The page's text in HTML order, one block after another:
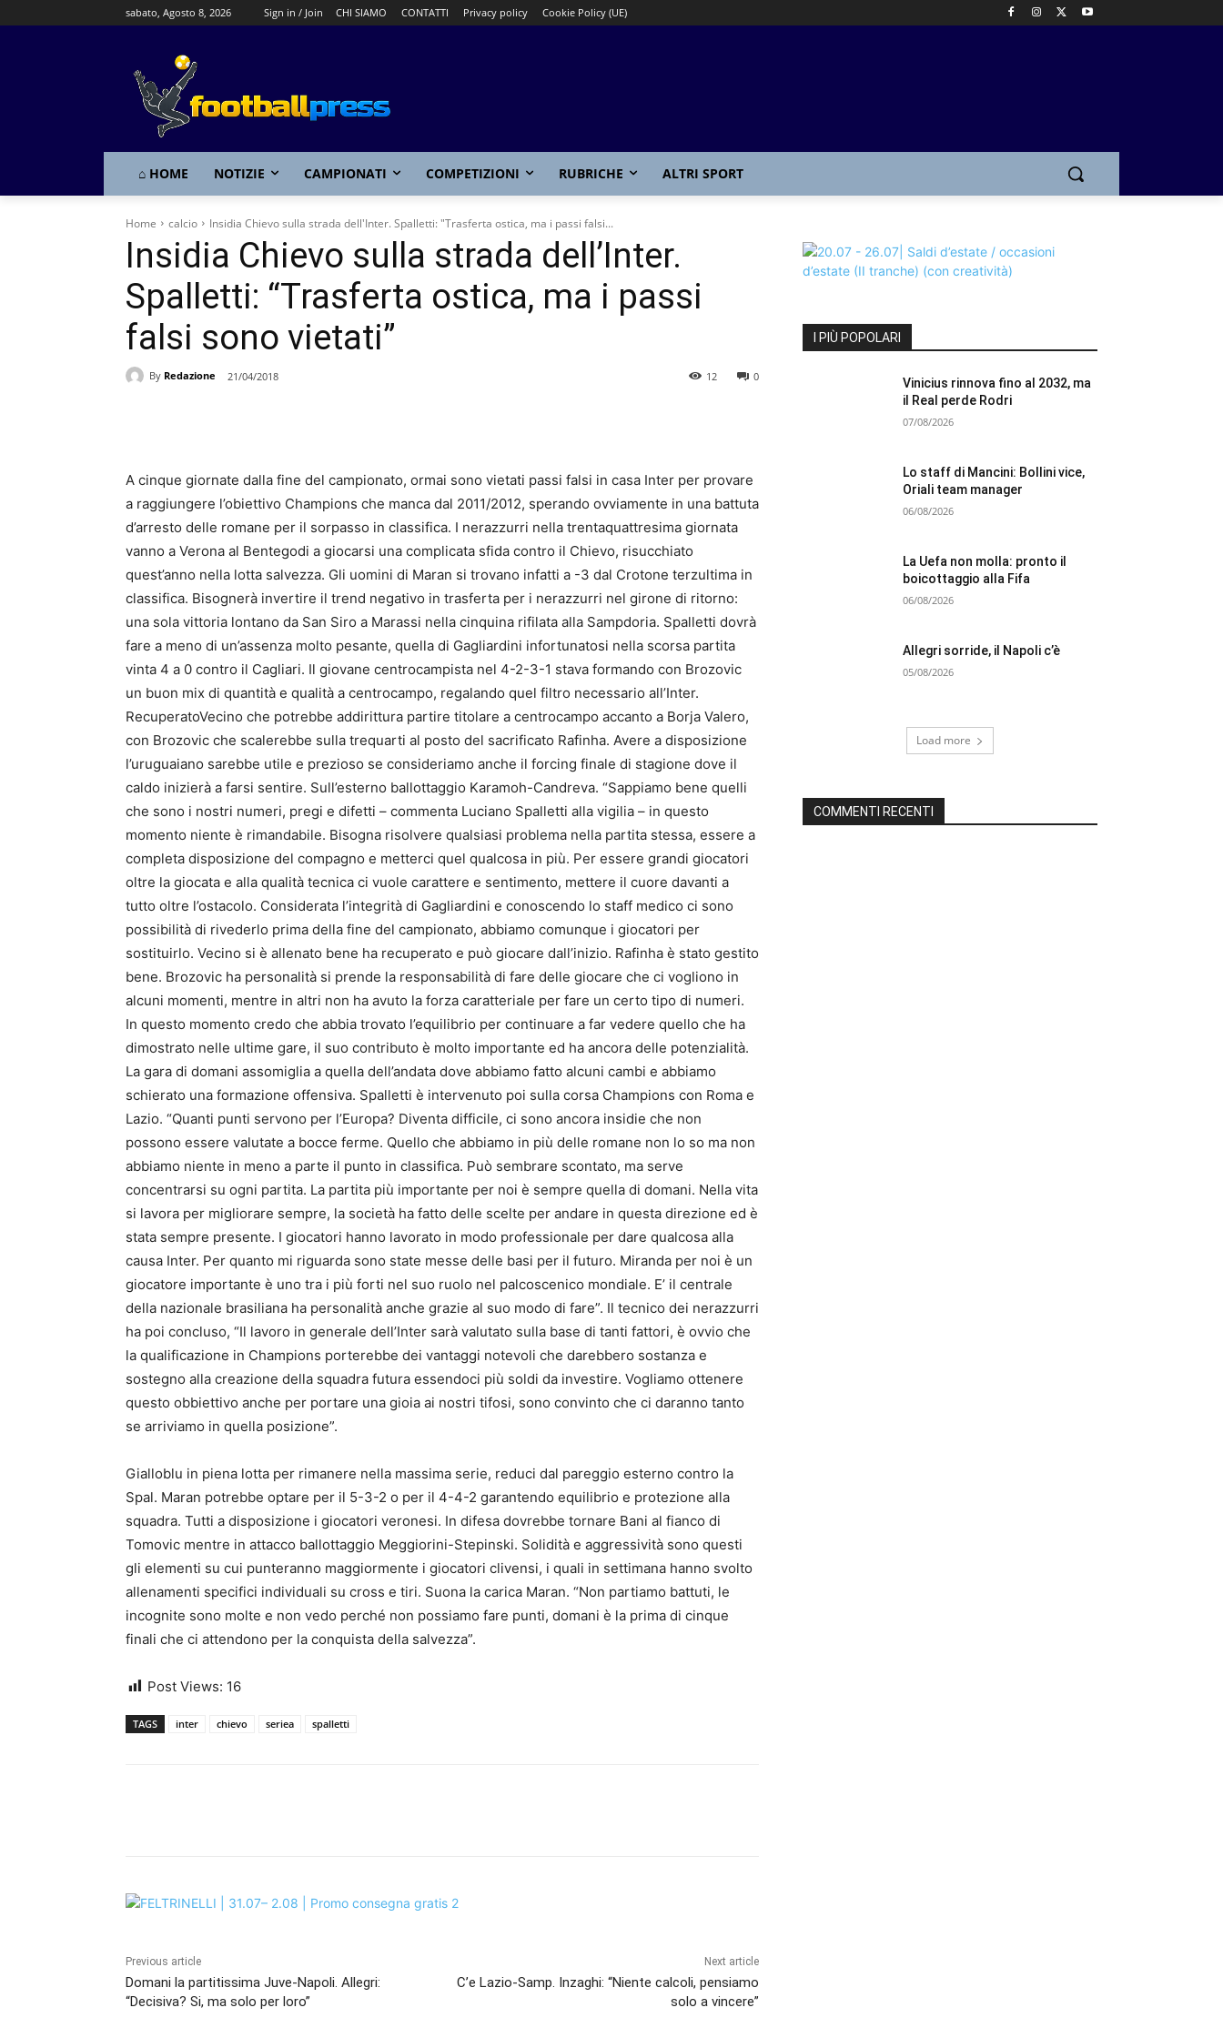
sabato, Agosto 8, 2026 Sign in / Join CHI SIAMO CONTATTI Privacy policy Cookie Policy (UE)
⌂ HOME NOTIZIE CAMPIONATI COMPETIZIONI RUBRICHE ALTRI SPORT
Home calcio Insidia Chievo sulla strada dell'Inter. Spalletti: "Trasferta ostica, ma i passi falsi...
Insidia Chievo sulla strada dell’Inter.
Spalletti: “Trasferta ostica, ma i passi
falsi sono vietati”
By Redazione 21/04/2018 0
12
A cinque giornate dalla fine del campionato, ormai sono vietati passi falsi in casa Inter per provare
a raggiungere l’obiettivo Champions che manca dal 2011/2012, sperando ovviamente in una battuta
d’arresto delle romane per il sorpasso in classifica. I nerazzurri nella trentaquattresima giornata
vanno a Verona al Bentegodi a giocarsi una complicata sfida contro il Chievo, risucchiato
quest’anno nella lotta salvezza. Gli uomini di Maran si trovano infatti a -3 dal Crotone terzultima in
classifica. Bisognerà invertire il trend negativo in trasferta per i nerazzurri nel girone di ritorno:
una sola vittoria lontano da San Siro a Marassi nella cinquina rifilata alla Sampdoria. Spalletti dovrà
fare a meno di un’assenza molto pesante, quella di Gagliardini infortunatosi nella scorsa partita
vinta 4 a 0 contro il Cagliari. Il giovane centrocampista nel 4-2-3-1 stava formando con Brozovic
un buon mix di quantità e qualità a centrocampo, regalando quel filtro necessario all’Inter.
RecuperatoVecino che potrebbe addirittura partire titolare a centrocampo accanto a Borja Valero,
con Brozovic che scalerebbe sulla trequarti al posto del sacrificato Rafinha. Avere a disposizione
l’uruguaiano sarebbe utile e prezioso se consideriamo anche il forcing finale di stagione dove il
caldo inizierà a farsi sentire. Sull’esterno ballottaggio Karamoh-Candreva. “Sappiamo bene quelli
che sono i nostri numeri, pregi e difetti – commenta Luciano Spalletti alla vigilia – in questo
momento niente è rimandabile. Bisogna risolvere qualsiasi problema nella partita stessa, essere a
completa disposizione del compagno e metterci quel qualcosa in più. Per essere grandi giocatori
oltre la giocata e alla qualità tecnica ci vuole carattere e sentimento, mettere il cuore davanti a
tutto oltre l’ostacolo. Considerata l’integrità di Gagliardini e conoscendo lo staff medico ci sono
possibilità di rivederlo prima della fine del campionato, abbiamo comunque i giocatori per
sostituirlo. Vecino si è allenato bene ha recuperato e può giocare dall’inizio. Rafinha è stato gestito
bene. Brozovic ha personalità si prende la responsabilità di fare delle giocare che ci vogliono in
alcuni momenti, mentre in altri non ha avuto la forza caratteriale per fare un certo tipo di numeri.
In questo momento credo che abbia trovato l’equilibrio per continuare a far vedere quello che ha
dimostrato nelle ultime gare, il suo contributo è molto importante ed ha ancora delle potenzialità.
La gara di domani assomiglia a quella dell’andata dove abbiamo fatto alcuni cambi e abbiamo
schierato una formazione offensiva. Spalletti è intervenuto poi sulla corsa Champions con Roma e
Lazio. “Quanti punti servono per l’Europa? Diventa difficile, ci sono ancora insidie che non
possono essere valutate a bocce ferme. Quello che abbiamo in più delle romane non lo so ma non
abbiamo niente in meno a parte il punto in classifica. Può sembrare scontato, ma serve
concentrarsi su ogni partita. La partita più importante per noi è sempre quella di domani. Nella vita
si lavora per migliorare sempre, la società ha fatto delle scelte per andare in questa direzione ed è
stata sempre presente. I giocatori hanno lavorato in modo professionale per dare qualcosa alla
causa Inter. Per quanto mi riguarda sono state messe delle basi per il futuro. Miranda per noi è un
giocatore importante è uno tra i più forti nel suo ruolo nel palcoscenico mondiale. E’ il centrale
della nazionale brasiliana ha personalità anche grazie al suo modo di fare”. Il tecnico dei nerazzurri
ha poi concluso, “Il lavoro in generale dell’Inter sarà valutato sulla base di tanti fattori, è ovvio che
la qualificazione in Champions porterebbe dei vantaggi notevoli che darebbero sostanza e
sostegno alla creazione della squadra futura essendoci più soldi da investire. Vogliamo ottenere
questo obbiettivo anche per portare una gioia ai nostri tifosi, sono convinto che ci daranno tanto
se arriviamo in quella posizione”.
Gialloblu in piena lotta per rimanere nella massima serie, reduci dal pareggio esterno contro la
Spal. Maran potrebbe optare per il 5-3-2 o per il 4-4-2 garantendo equilibrio e protezione alla
squadra. Tutti a disposizione i giocatori veronesi. In difesa dovrebbe tornare Bani al fianco di
Tomovic mentre in attacco ballottaggio Meggiorini-Stepinski. Solidità e aggressività sono questi
gli elementi su cui punteranno maggiormente i giocatori clivensi, i quali in settimana hanno svolto
allenamenti specifici individuali su cross e tiri. Suona la carica Maran. “Non partiamo battuti, le
incognite sono molte e non vedo perché non possiamo fare punti, domani è la prima di cinque
finali che ci attendono per la conquista della salvezza”.
Post Views: 16
TAGS inter chievo seriea spalletti
Previous article
Domani la partitissima Juve-Napoli. Allegri:
“Decisiva? Si, ma solo per loro”
Next article
C’e Lazio-Samp. Inzaghi: “Niente calcoli, pensiamo
solo a vincere”
I PIÙ POPOLARI
Vinicius rinnova fino al 2032, ma
il Real perde Rodri
07/08/2026
Lo staff di Mancini: Bollini vice,
Oriali team manager
06/08/2026
La Uefa non molla: pronto il
boicottaggio alla Fifa
06/08/2026
Allegri sorride, il Napoli c’è
05/08/2026
Load more
COMMENTI RECENTI